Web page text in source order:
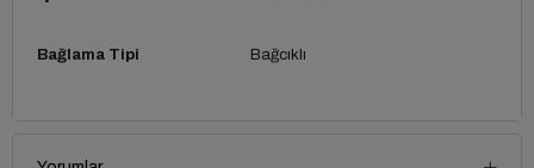
Bağlama Tipi Bağcıklı